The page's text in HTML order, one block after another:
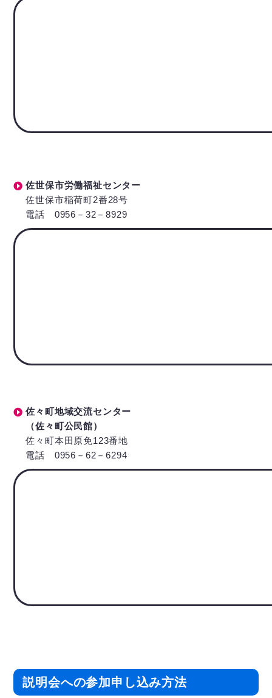
佐世保市労働福祉センター
佐世保市稲荷町2番28号
電話 0956－32－8929
佐々町地域交流センター
（佐々町公民館）
佐々町本田原免123番地
電話 0956－62－6294
説明会への参加申し込み方法